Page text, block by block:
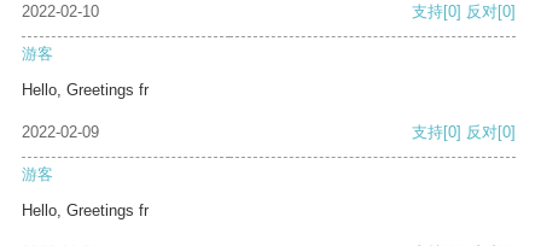
2022-02-10 支持[0] 反对[0]
游客
Hello, Greetings fr
2022-02-09 支持[0] 反对[0]
游客
Hello, Greetings fr